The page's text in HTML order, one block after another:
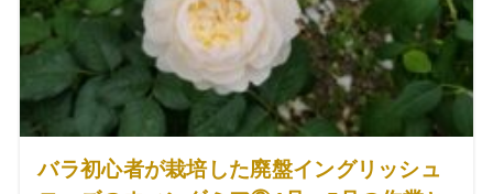
バラ初心者が栽培した廃盤イングリッシュ